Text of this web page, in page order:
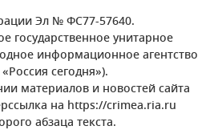
Эл № ФС77-57640.
государственное унитарное
информационное агентство
сегодня»).
материалов и новостей сайта
на https://crimea.ria.ru
абзаца текста.